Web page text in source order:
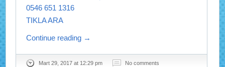
0546 651 1316
TIKLA ARA
Continue reading →
Mart 29, 2017 at 12:29 pm
No comments